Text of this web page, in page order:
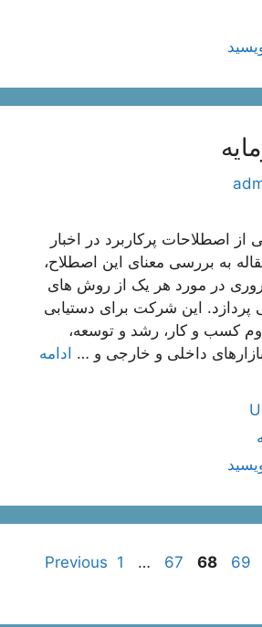
از اصطلاحات پرکاربرد در اخبار
به بررسی معنای این اصطلاح،
در مورد هر یک از روش های
پردازد. این شرکت برای دستیابی
کسب و کار، رشد و توسعه،
داخلی و خارجی و … ادامه
Page 1 …
Page 67
Page68
Page 69